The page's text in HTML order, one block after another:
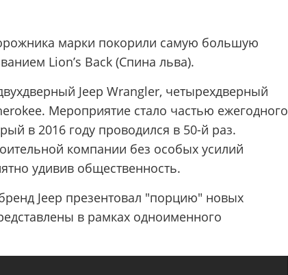
марки покорили самую большую
Lion’s Back (Спина льва).
Jeep Wrangler, четырехдверный
Мероприятие стало частью ежегодного
в 2016 году проводился в 50-й раз.
компании без особых усилий
удивив общественность.
Jeep презентовал "порцию" новых
в рамках одноименного